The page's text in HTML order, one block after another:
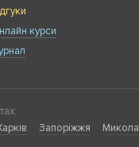
курси
Запоріжжя